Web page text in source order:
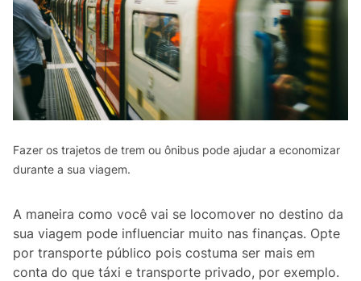
Fazer os trajetos de trem ou ônibus pode ajudar a economizar
durante a sua viagem.
A maneira como você vai se locomover no destino da
sua viagem pode influenciar muito nas finanças. Opte
por transporte público pois costuma ser mais em
conta do que táxi e transporte privado, por exemplo.